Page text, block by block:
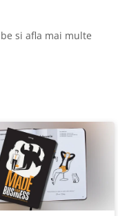
si afla mai multe